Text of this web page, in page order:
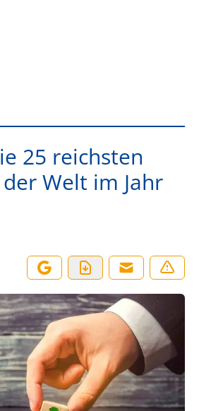
25 reichsten
Welt im Jahr